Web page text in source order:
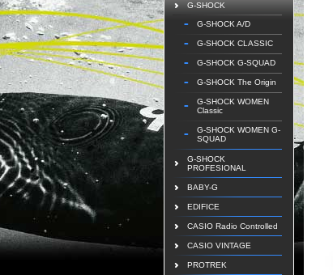
G-SHOCK
G-SHOCK A/D
G-SHOCK CLASSIC
G-SHOCK G-SQUAD
G-SHOCK The Origin
G-SHOCK WOMEN
Classic
G-SHOCK WOMEN G-
SQUAD
G-SHOCK
PROFESIONAL
BABY-G
EDIFICE
CASIO Radio Controlled
CASIO VINTAGE
PROTREK